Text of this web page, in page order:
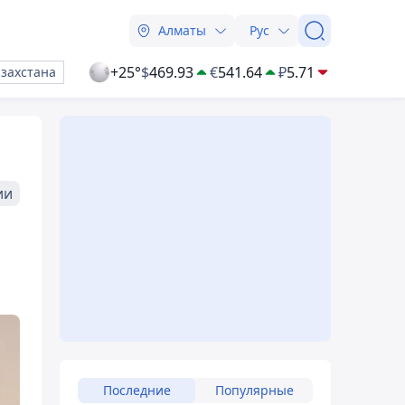
Алматы Рус
+25°$469.93 €541.64 ₽5.71
Последние Популярные